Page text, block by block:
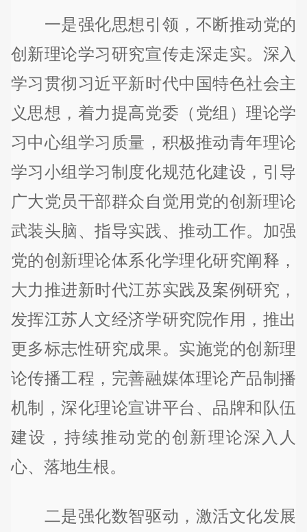
一是强化思想引领，不断推动党的
创新理论学习研究宣传走深走实。深入
学习贯彻习近平新时代中国特色社会主
义思想，着力提高党委（党组）理论学
习中心组学习质量，积极推动青年理论
学习小组学习制度化规范化建设，引导
广大党员干部群众自觉用党的创新理论
武装头脑、指导实践、推动工作。加强
党的创新理论体系化学理化研究阐释，
大力推进新时代江苏实践及案例研究，
发挥江苏人文经济学研究院作用，推出
更多标志性研究成果。实施党的创新理
论传播工程，完善融媒体理论产品制播
机制，深化理论宣讲平台、品牌和队伍
建设，持续推动党的创新理论深入人
心、落地生根。
二是强化数智驱动，激活文化发展